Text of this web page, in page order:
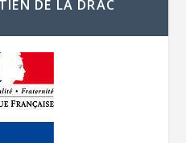
DE LA DRAC